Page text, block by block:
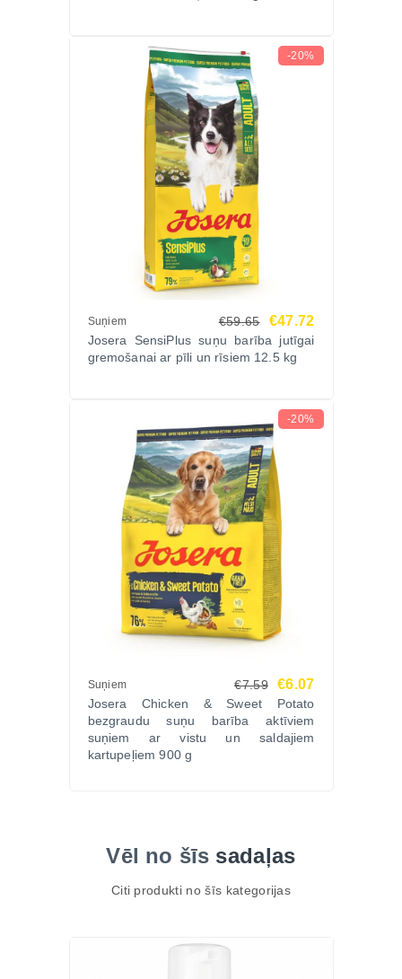
Vai šo barību var lietot ilgstoši?
Jā, tā ir pilnvērtīga ikdienas barība pieaugušiem
Pasūti Zoopasaule.lv internetveikalā
Pasūti JOSERA JosiDog Lamb Basic 15kg
Zoopasaule.lv internetveikalā un nodrošini savam
sunim sabalansētu un viegli sagremojamu uzturu. Ja
rodas jautājumi par suņa uzturu vai piemērotāko
barības izvēli, iespējams saņemt arī speciālista
Josera barību lielo šķirņu suņiem
Zoopasaule.lv internetveikalā.
-20%
Suņiem €59.65 €47.72
Josera SensiPlus suņu barība jutīgai
gremošanai ar pīli un rīsiem 12.5 kg
-20%
Suņiem €7.59 €6.07
Josera Chicken & Sweet Potato
bezgraudu suņu barība aktīviem
suņiem ar vistu un saldajiem
kartupeļiem 900 g
Vēl no šīs sadaļas
Citi produkti no šīs kategorijas